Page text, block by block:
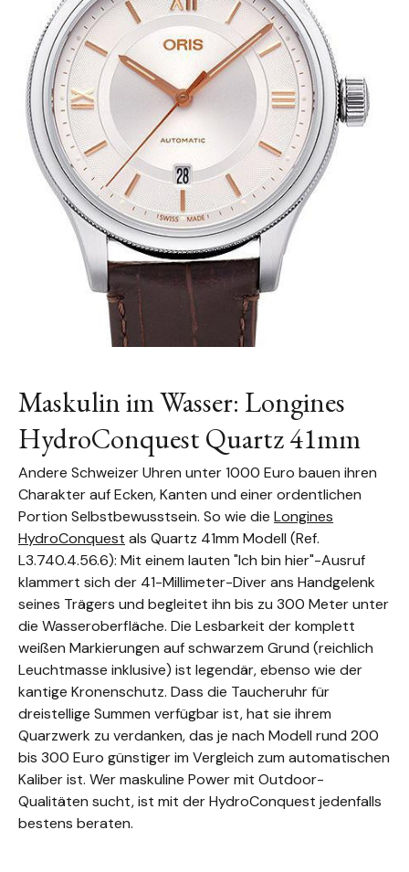
Maskulin im Wasser: Longines
HydroConquest Quartz 41mm
Andere Schweizer Uhren unter 1000 Euro bauen ihren
Charakter auf Ecken, Kanten und einer ordentlichen
Portion Selbstbewusstsein. So wie die Longines
HydroConquest als Quartz 41mm Modell (Ref.
L3.740.4.56.6): Mit einem lauten "Ich bin hier"-Ausruf
klammert sich der 41-Millimeter-Diver ans Handgelenk
seines Trägers und begleitet ihn bis zu 300 Meter unter
die Wasseroberfläche. Die Lesbarkeit der komplett
weißen Markierungen auf schwarzem Grund (reichlich
Leuchtmasse inklusive) ist legendär, ebenso wie der
kantige Kronenschutz. Dass die Taucheruhr für
dreistellige Summen verfügbar ist, hat sie ihrem
Quarzwerk zu verdanken, das je nach Modell rund 200
bis 300 Euro günstiger im Vergleich zum automatischen
Kaliber ist. Wer maskuline Power mit Outdoor-
Qualitäten sucht, ist mit der HydroConquest jedenfalls
bestens beraten.